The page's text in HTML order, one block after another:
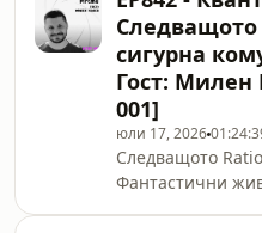
правителствата
поставят стени
beasts/ Вярвате ли в конспирации?
Независимо дали
утвърдителен,
факт е, че
са плъзнали
изобилие и из
която често ги
забавна,
измислица. За
сигурна
Гост: Милен
001]
юли 17, 2026
Следващото
Фантастични